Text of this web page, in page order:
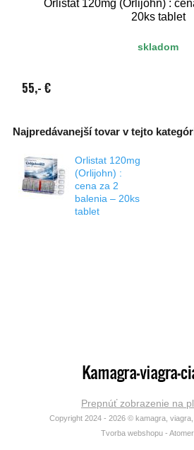
Orlistat 120mg (Orlijohn) :
20ks tablet
skladom
55,- €
Najpredávanejší tovar v tejto
Orlistat 120mg
(Orlijohn) :
cena za 2
balenia – 20ks
tablet
Prepnúť zobrazenie na
Copyright 2024 - 2026 © kamagra,
Tvorba webshopu -